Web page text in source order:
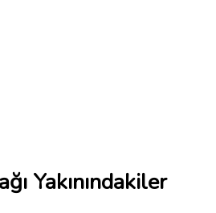
Yakınındakiler